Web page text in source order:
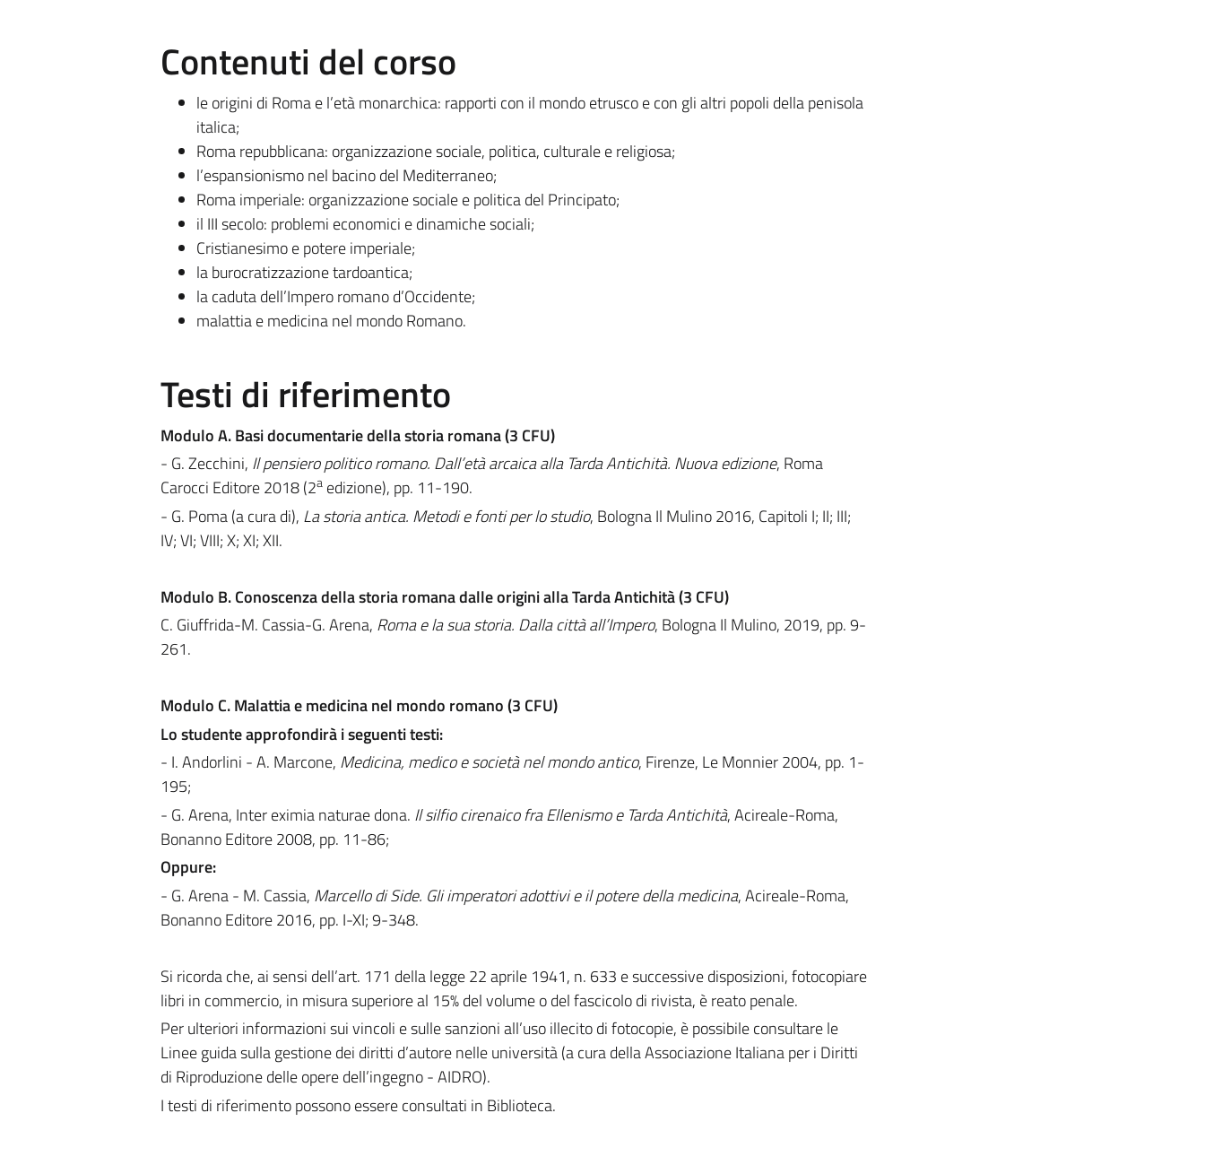
Contenuti del corso
le origini di Roma e l’età monarchica: rapporti con il mondo etrusco e con gli altri popoli della penisola
italica;
Roma repubblicana: organizzazione sociale, politica, culturale e religiosa;
l’espansionismo nel bacino del Mediterraneo;
Roma imperiale: organizzazione sociale e politica del Principato;
il III secolo: problemi economici e dinamiche sociali;
Cristianesimo e potere imperiale;
la burocratizzazione tardoantica;
la caduta dell’Impero romano d’Occidente;
malattia e medicina nel mondo Romano.
Testi di riferimento
Modulo A. Basi documentarie della storia romana (3 CFU)
- G. Zecchini, Il pensiero politico romano. Dall’età arcaica alla Tarda Antichità. Nuova edizione, Roma
Carocci Editore 2018 (2aedizione), pp. 11-190.
- G. Poma (a cura di), La storia antica. Metodi e fonti per lo studio, Bologna Il Mulino 2016, Capitoli I; II; III;
IV; VI; VIII; X; XI; XII.
Modulo B. Conoscenza della storia romana dalle origini alla Tarda Antichità (3 CFU)
C. Giuffrida-M. Cassia-G. Arena, Roma e la sua storia. Dalla città all’Impero, Bologna Il Mulino, 2019, pp. 9-
261.
Modulo C. Malattia e medicina nel mondo romano (3 CFU)
Lo studente approfondirà i seguenti testi:
- I. Andorlini - A. Marcone, Medicina, medico e società nel mondo antico, Firenze, Le Monnier 2004, pp. 1-
195;
- G. Arena, Inter eximia naturae dona. Il silfio cirenaico fra Ellenismo e Tarda Antichità, Acireale-Roma,
Bonanno Editore 2008, pp. 11-86;
Oppure:
- G. Arena - M. Cassia, Marcello di Side. Gli imperatori adottivi e il potere della medicina, Acireale-Roma,
Bonanno Editore 2016, pp. I-XI; 9-348.
Si ricorda che, ai sensi dell’art. 171 della legge 22 aprile 1941, n. 633 e successive disposizioni, fotocopiare
libri in commercio, in misura superiore al 15% del volume o del fascicolo di rivista, è reato penale.
Per ulteriori informazioni sui vincoli e sulle sanzioni all’uso illecito di fotocopie, è possibile consultare le
Linee guida sulla gestione dei diritti d’autore nelle università (a cura della Associazione Italiana per i Diritti
di Riproduzione delle opere dell’ingegno - AIDRO).
I testi di riferimento possono essere consultati in Biblioteca.